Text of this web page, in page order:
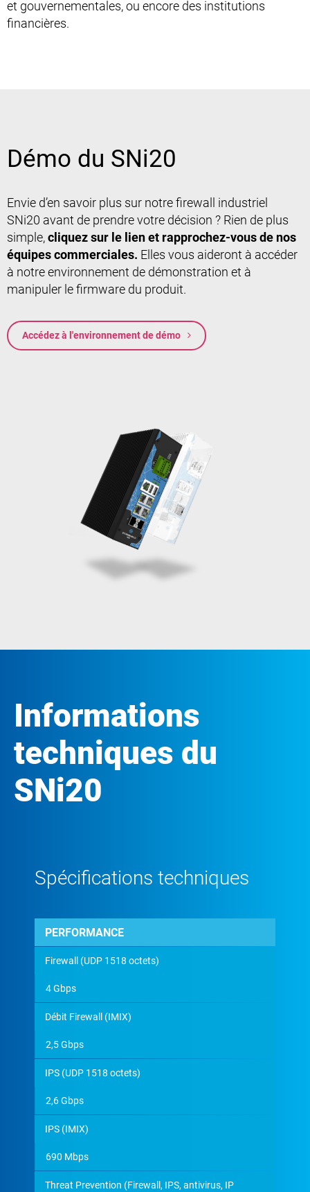
et gouvernementales, ou encore des institutions
financières.
Démo du SNi20
Envie d’en savoir plus sur notre firewall industriel
SNi20 avant de prendre votre décision ? Rien de plus
simple, cliquez sur le lien et rapprochez-vous de nos
équipes commerciales. Elles vous aideront à accéder
à notre environnement de démonstration et à
manipuler le firmware du produit.
Accédez à l'environnement de démo
Informations
techniques du
SNi20
Spécifications techniques
PERFORMANCE
Firewall (UDP 1518 octets)
4 Gbps
Débit Firewall (IMIX)
2,5 Gbps
IPS (UDP 1518 octets)
2,6 Gbps
IPS (IMIX)
690 Mbps
Threat Prevention (Firewall, IPS, antivirus, IP